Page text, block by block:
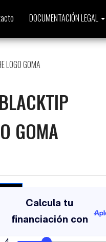
DOCUMENTACIÓN LEGAL
LOGO GOMA
GOMA
LOGO GOMA cantidad